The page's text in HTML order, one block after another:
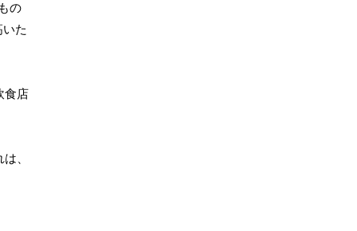
の
た
食店
、